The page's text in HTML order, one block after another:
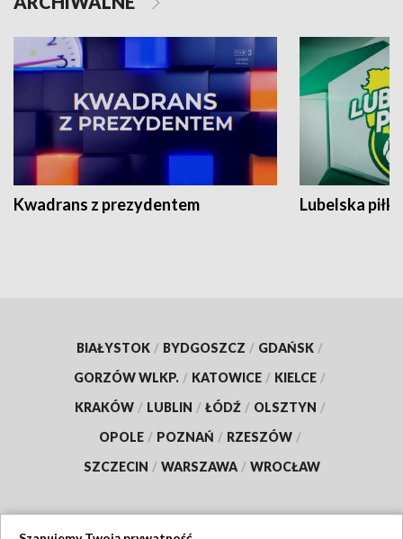
Kwadrans z prezydentem Lubelska piłka
BIAŁYSTOK / BYDGOSZCZ / GDAŃSK /
GORZÓW WLKP. / KATOWICE / KIELCE /
KRAKÓW / LUBLIN / ŁÓDŹ / OLSZTYN /
OPOLE / POZNAŃ / RZESZÓW /
SZCZECIN / WARSZAWA / WROCŁAW